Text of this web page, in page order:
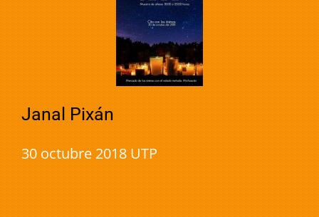
Janal Pixán
30 octubre 2018 UTP